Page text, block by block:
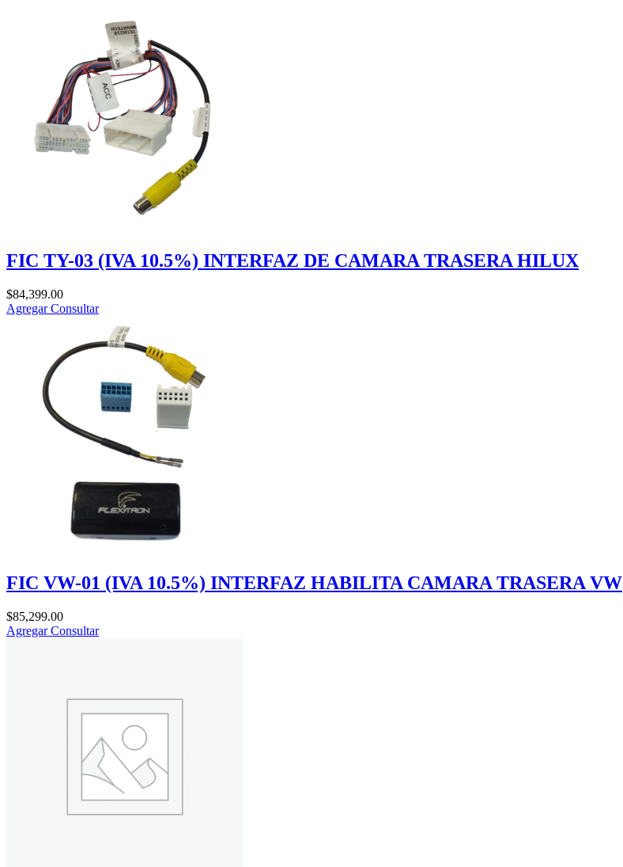
FIC TY-03 (IVA 10.5%) INTERFAZ DE CAMARA TRASERA HILUX
$84,399.00
AgregarConsultar
FIC VW-01 (IVA 10.5%) INTERFAZ HABILITA CAMARA TRASERA VW
$85,299.00
AgregarConsultar